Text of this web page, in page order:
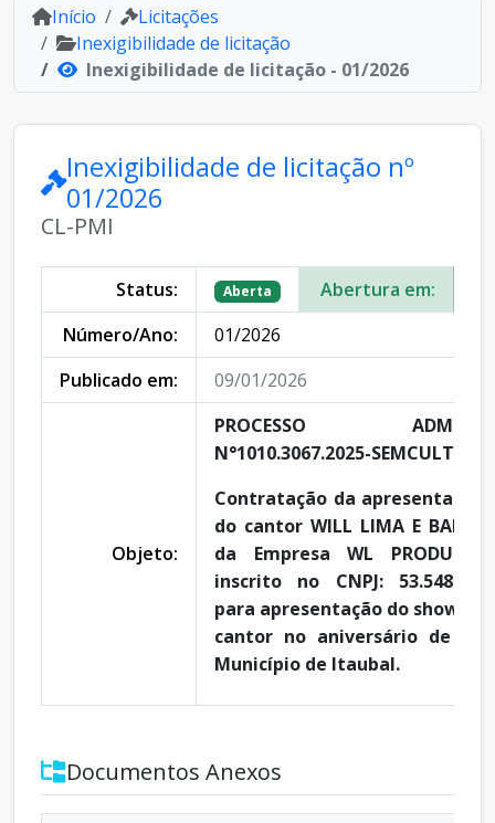
Início
Licitações
Inexigibilidade de licitação
Inexigibilidade de licitação - 01/2026
Inexigibilidade de licitação nº
01/2026
CL-PMI
Status: Aberta Abertura em:
Número/Ano:
01/2026
Publicado em:
09/01/2026
Objeto:
PROCESSO
N°1010.3067.2025-SEMCULT-PMI
Contratação da
do cantor WILL LIMA E
da Empresa WL
inscrito no CNPJ: 53.548.100/
para apresentação do show
cantor no aniversário de 34
Município de Itaubal.
Documentos Anexos